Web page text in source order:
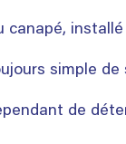
canapé,
simple
de